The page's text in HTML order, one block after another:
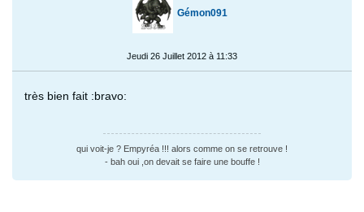
Gémon091
Jeudi 26 Juillet 2012 à 11:33
très bien fait :bravo:
qui voit-je ? Empyréa !!! alors comme on se retrouve !
- bah oui ,on devait se faire une bouffe !